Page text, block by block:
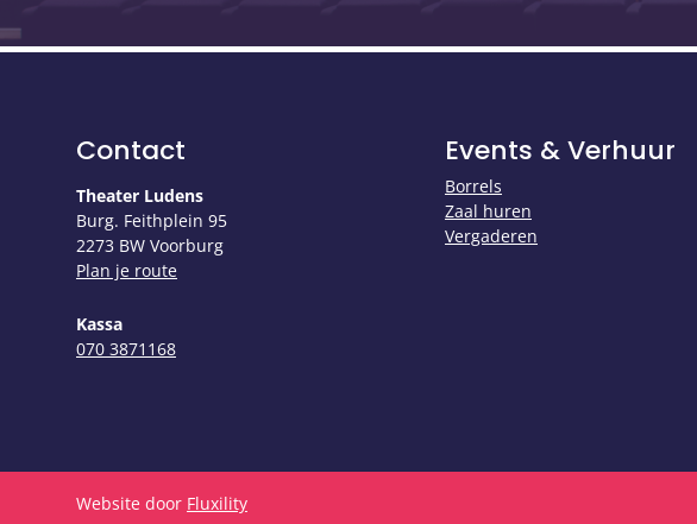
Contact
Theater Ludens
Burg. Feithplein 95
2273 BW Voorburg
Plan je route
Kassa
​​​​​​​070 3871168
Events & Verhuur
Borrels
Zaal huren
Vergaderen
Website door Fluxility